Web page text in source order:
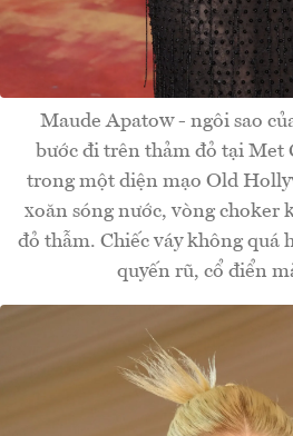
Maude Apatow - ngôi sao
bước đi trên thảm đỏ tại Met
trong một diện mạo Old
xoăn sóng nước, vòng choker
đỏ thẫm. Chiếc váy không quá
quyến rũ, cổ điển